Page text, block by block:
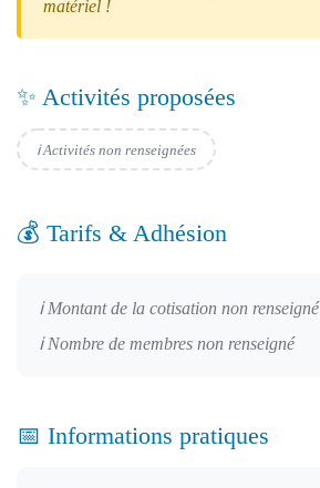
matériel !
✨ Activités proposées
ℹ️ Activités non renseignées
💰 Tarifs & Adhésion
ℹ️ Montant de la cotisation non renseigné
ℹ️ Nombre de membres non renseigné
📅 Informations pratiques